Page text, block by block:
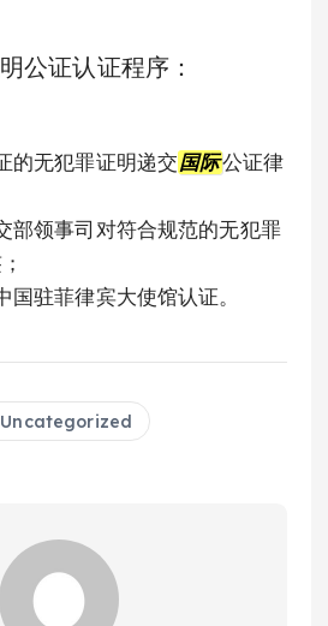
公证认证程序：
的无犯罪证明递交国际公证律
部领事司对符合规范的无犯罪
国驻菲律宾大使馆认证。
Uncategorized